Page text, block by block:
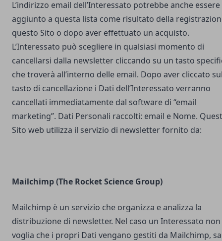
L’indirizzo email dell’Interessato potrebbe anche essere
aggiunto a questa lista come risultato della
questo Sito o dopo aver effettuato un acquisto.
L’Interessato può scegliere in qualsiasi momento di
cancellarsi dalla newsletter cliccando su un tasto
che troverà all’interno delle email. Dopo aver cliccato
tasto di cancellazione i Dati dell’Interessato verranno
cancellati immediatamente dal software di “email
marketing”. Dati Personali raccolti: email e Nome.
Sito web utilizza il servizio di newsletter fornito da:
Mailchimp (The Rocket Science Group)
Mailchimp è un servizio che organizza e analizza la
distribuzione di newsletter. Nel caso un Interessato non
voglia che i propri Dati vengano gestiti da Mailchimp,